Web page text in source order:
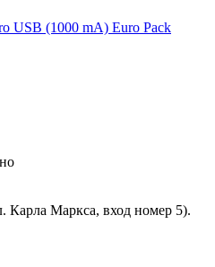
USB (1000 mA) Euro Pack
Карла Маркса, вход номер 5).